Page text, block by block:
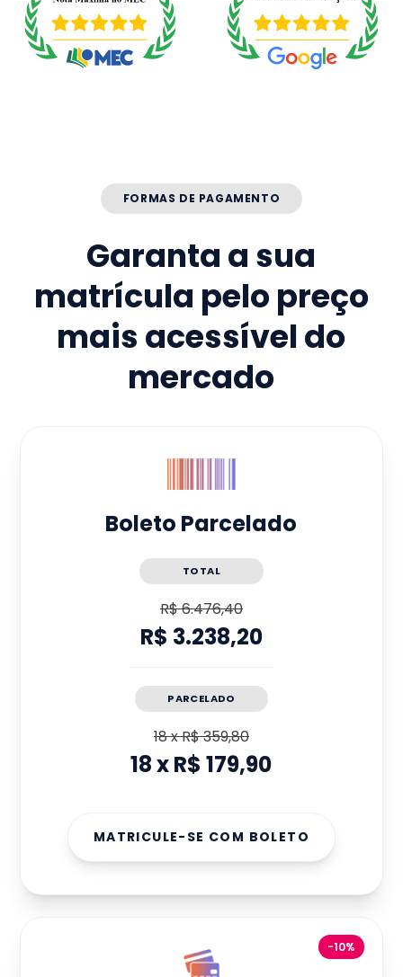
FORMAS DE PAGAMENTO
Garanta a sua
matrícula pelo preço
mais acessível do
mercado
Boleto Parcelado
TOTAL
R$ 6.476,40
R$ 3.238,20
PARCELADO
18xR$ 359,80
18xR$ 179,90
MATRICULE-SE COM BOLETO
-10%